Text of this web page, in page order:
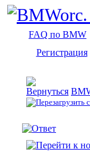
FAQ по BMW
Регистрация